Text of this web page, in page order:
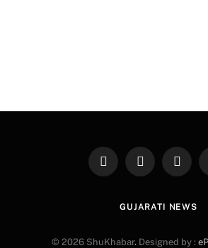
Facebook
X
GUJARATI NEWS
© 2026 ShuKhabar. Designed by :